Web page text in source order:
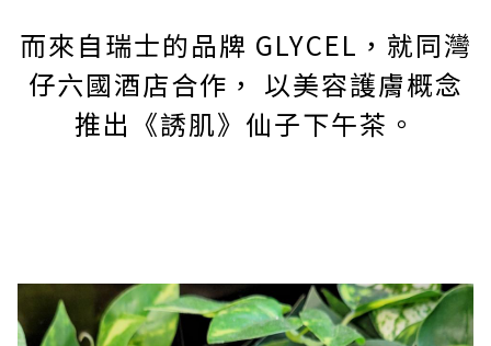
而來自瑞士的品牌 GLYCEL，就同灣
仔六國酒店合作， 以美容護膚概念
推出《誘肌》仙子下午茶。